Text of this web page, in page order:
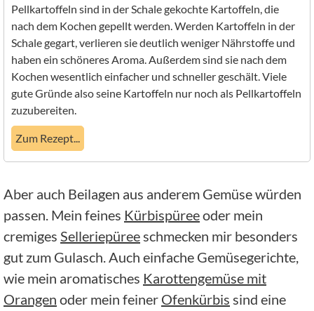
Pellkartoffeln sind in der Schale gekochte Kartoffeln, die
nach dem Kochen gepellt werden. Werden Kartoffeln in der
Schale gegart, verlieren sie deutlich weniger Nährstoffe und
haben ein schöneres Aroma. Außerdem sind sie nach dem
Kochen wesentlich einfacher und schneller geschält. Viele
gute Gründe also seine Kartoffeln nur noch als Pellkartoffeln
zuzubereiten.
Zum Rezept...
Aber auch Beilagen aus anderem Gemüse würden
passen. Mein feines Kürbispüreeoder mein
cremiges Selleriepüreeschmecken mir besonders
gut zum Gulasch. Auch einfache Gemüsegerichte,
wie mein aromatisches Karottengemüse mit
Orangen oder mein feiner Ofenkürbis sind eine